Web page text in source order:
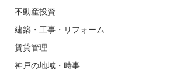
不動産投資
建築・工事・リフォーム
賃貸管理
神戸の地域・時事